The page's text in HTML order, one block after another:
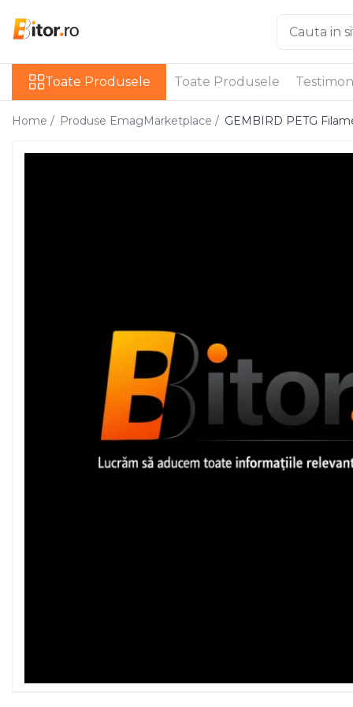
Laptop , PC, Tablete
Laptop-uri
Laptop-uri Gaming
Laptop-uri Workstation
Imprimanta Laser Color
Imprimanta Laser Mono
Imprimante Cerneală
Imprimante Matriciale
Multifuncțional Cerneală
Multifuncțional Laser Mono
Accesorii Imprimante &
Toate Produsele Toate Produsele
Home / Produse EmagMarketplace / GEMBIRD PETG